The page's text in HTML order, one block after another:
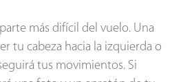
más difícil del vuelo. Una
tu cabeza hacia la izquierda o
tus movimientos. Si